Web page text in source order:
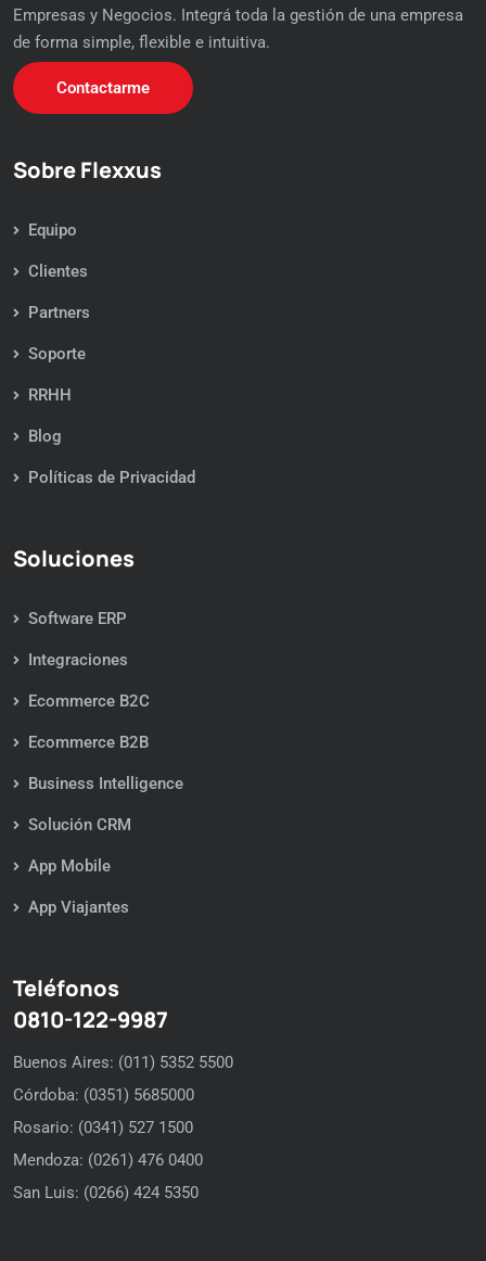
Empresas y Negocios. Integrá toda la gestión de una empresa
de forma simple, flexible e intuitiva.
Contactarme
Sobre Flexxus
Equipo
Clientes
Partners
Soporte
RRHH
Blog
Políticas de Privacidad
Soluciones
Software ERP
Integraciones
Ecommerce B2C
Ecommerce B2B
Business Intelligence
Solución CRM
App Mobile
App Viajantes
Teléfonos
0810-122-9987
Buenos Aires: (011) 5352 5500
Córdoba: (0351) 5685000
Rosario: (0341) 527 1500
Mendoza: (0261) 476 0400
San Luis: (0266) 424 5350